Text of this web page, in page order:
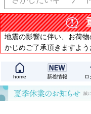
地震の影響に伴い、お荷
かじめご了承頂きますよ
home 新着情報 ロ